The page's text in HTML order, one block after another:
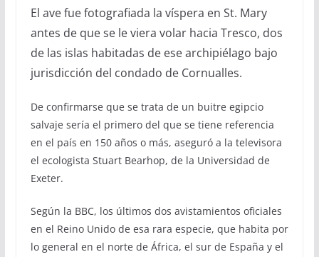
El ave fue fotografiada la víspera en St. Mary
antes de que se le viera volar hacia Tresco, dos
de las islas habitadas de ese archipiélago bajo
jurisdicción del condado de Cornualles.
De confirmarse que se trata de un buitre egipcio
salvaje sería el primero del que se tiene referencia
en el país en 150 años o más, aseguró a la televisora
el ecologista Stuart Bearhop, de la Universidad de
Exeter.
Según la BBC, los últimos dos avistamientos oficiales
en el Reino Unido de esa rara especie, que habita por
lo general en el norte de África, el sur de España y el